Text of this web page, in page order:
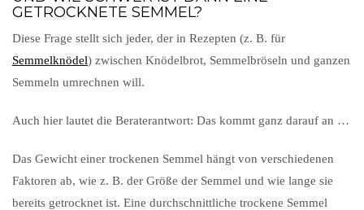
GETROCKNETE SEMMEL?
Diese Frage stellt sich jeder, der in Rezepten (z. B. für
Semmelknödel) zwischen Knödelbrot, Semmelbröseln und ganzen
Semmeln umrechnen will.
Auch hier lautet die Beraterantwort: Das kommt ganz darauf an …
Das Gewicht einer trockenen Semmel hängt von verschiedenen
Faktoren ab, wie z. B. der Größe der Semmel und wie lange sie
bereits getrocknet ist. Eine durchschnittliche trockene Semmel